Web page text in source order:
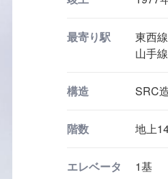
最寄り駅
東西
山手
構造 SRC
階数 地上
エレベータ 1基